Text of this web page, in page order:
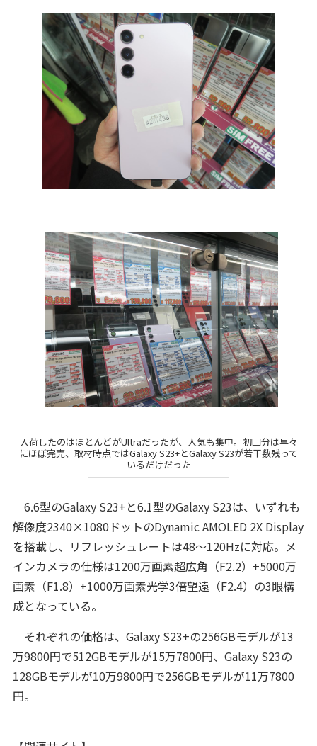
入荷したのはほとんどがUltraだったが、人気も集中。初回分は早々
にほぼ完売、取材時点ではGalaxy S23+とGalaxy S23が若干数残って
いるだけだった
6.6型のGalaxy S23+と6.1型のGalaxy S23は、いずれも
解像度2340×1080ドットのDynamic AMOLED 2X Display
を搭載し、リフレッシュレートは48～120Hzに対応。メ
インカメラの仕様は1200万画素超広角（F2.2）+5000万
画素（F1.8）+1000万画素光学3倍望遠（F2.4）の3眼構
成となっている。
それぞれの価格は、Galaxy S23+の256GBモデルが13
万9800円で512GBモデルが15万7800円、Galaxy S23の
128GBモデルが10万9800円で256GBモデルが11万7800
円。